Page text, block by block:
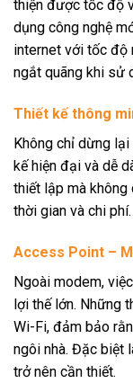
thiện được tốc độ
dụng công nghệ
internet với tốc độ
ngắt quãng khi sử
Thiết kế thông
Không chỉ dừng
kế hiện đại và dễ
thiết lập mà
thời gian và chi phí.
Access Point –
Ngoài modem,
lợi thế lớn. Những
Wi-Fi, đảm bảo
ngôi nhà. Đặc biệt
trở nên cần thiết.